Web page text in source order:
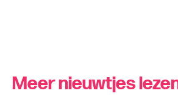
Meer nieuwtjes